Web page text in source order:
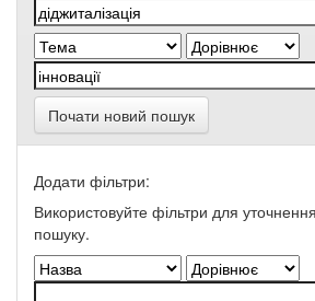
Почати новий пошук
Додати фільтри:
Використовуйте фільтри для
пошуку.